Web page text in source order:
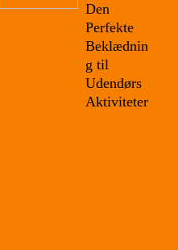
Den
Perfekte
Beklædnin
g til
Udendørs
Aktiviteter